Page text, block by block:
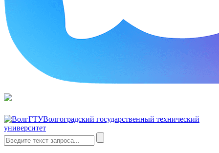
Волгоградский государственный технический
университет